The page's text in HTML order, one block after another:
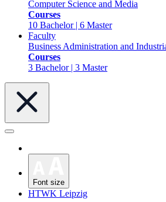
Computer Science and Media
Courses
10 Bachelor | 6 Master
Faculty
Business Administration and
Courses
3 Bachelor | 3 Master
Font size
HTWK Leipzig